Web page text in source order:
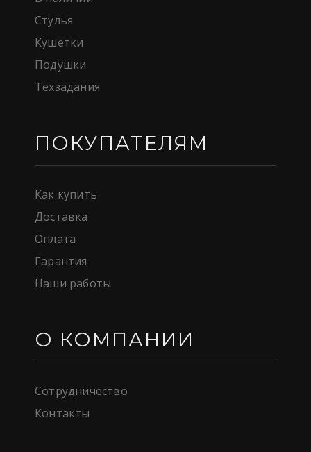
Стулья
Кушетки
Подушки
Техзадания
ПОКУПАТЕЛЯМ
Как купить
Доставка
Оплата
Гарантия
Наши работы
О КОМПАНИИ
Сотрудничество
Контакты